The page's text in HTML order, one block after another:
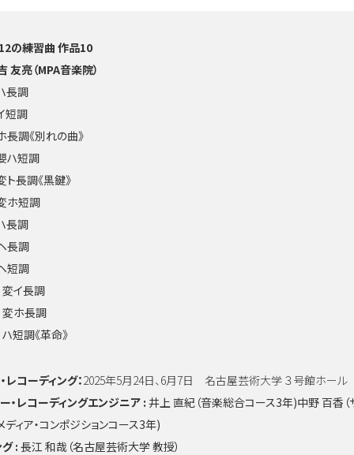
の練習曲 作品10
友亮（MPA音楽院）
長調
短調
調《別れの曲》
ハ短調
長調《黒鍵》
ホ短調
長調
長調
短調
イ長調
ホ長調
短調《革命》
レコーディング：2025年5月24日、6月7日 名古屋芸術大学 ３号館ホール
・レコーディングエンジニア : 井上 直紀（音楽総合コース3年)中野 百香（
ディア・コンポジションコース3年)
: 長江 和哉（名古屋芸術大学 教授）